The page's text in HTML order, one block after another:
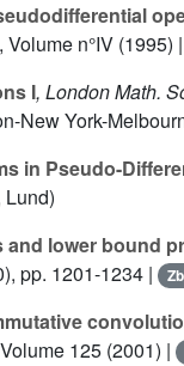
, Volume n°IV (1995) |
I, London Math.
New York-
in Pseudo-
Lund)
lower bound
pp. 1201-1234 |
125 (2001) |